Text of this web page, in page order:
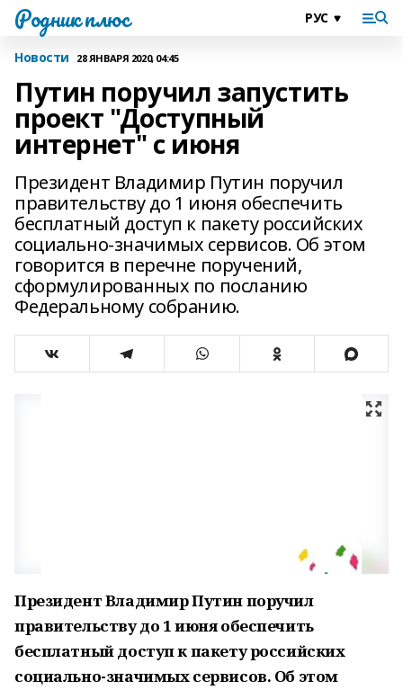
Родник плюс
Новости 28 ЯНВАРЯ 2020, 04:45
Путин поручил запустить
проект "Доступный
интернет" с июня
Президент Владимир Путин поручил
правительству до 1 июня обеспечить
бесплатный доступ к пакету российских
социально-значимых сервисов. Об этом
говорится в перечне поручений,
сформулированных по посланию
Федеральному собранию.
Президент Владимир Путин поручил
правительству до 1 июня обеспечить
бесплатный доступ к пакету российских
социально-значимых сервисов. Об этом